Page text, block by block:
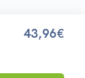
43,96€